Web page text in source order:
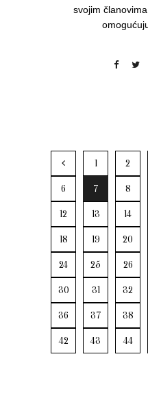
svojim
1 2
6 7 8
12 13 14
18 19 20
24 25 26
30 31 32
36 37 38
42 43 44